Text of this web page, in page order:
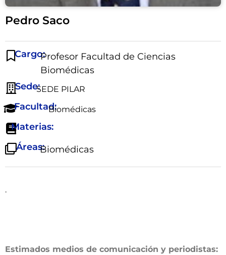
Pedro Saco
Cargo:Profesor Facultad de Ciencias
Biomédicas
Sede:SEDE PILAR
Facultad:Biomédicas
Materias:
Áreas:Biomédicas
.
Estimados medios de comunicación y periodistas: